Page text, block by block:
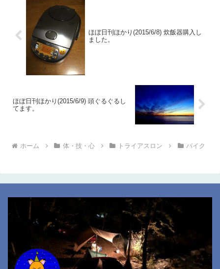
ほぼ日刊ほかり(2015/6/8) 炊飯器購入し
ました。
ほぼ日刊ほかり(2015/6/9) 頭ぐるぐるし
てます。
ホーム 体・技・心 トライアスロン バイク